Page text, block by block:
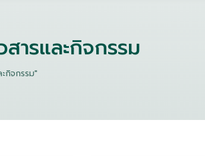
สารและกิจกรรม
กิจกรรม"